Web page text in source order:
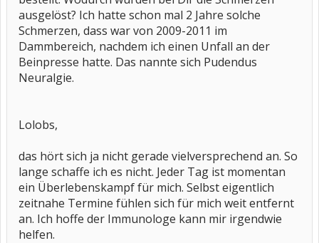
ausgelöst? Ich hatte schon mal 2 Jahre solche
Schmerzen, dass war von 2009-2011 im
Dammbereich, nachdem ich einen Unfall an der
Beinpresse hatte. Das nannte sich Pudendus
Neuralgie.
Lolobs,
das hört sich ja nicht gerade vielversprechend an. So
lange schaffe ich es nicht. Jeder Tag ist momentan
ein Überlebenskampf für mich. Selbst eigentlich
zeitnahe Termine fühlen sich für mich weit entfernt
an. Ich hoffe der Immunologe kann mir irgendwie
helfen.